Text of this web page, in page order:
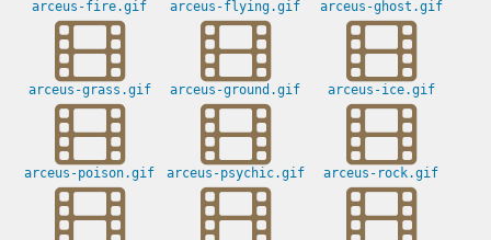
arceus-fire.gif arceus-flying.gif arceus-ghost.gif
arceus-grass.gif arceus-ground.gif arceus-ice.gif
arceus-poison.gif arceus-psychic.gif arceus-rock.gif